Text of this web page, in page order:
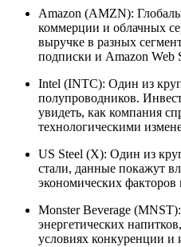
Amazon (AMZN):
коммерции и облачных
выручке в разных
подписки и Amazon Web
Intel (INTC): Один из
полупроводников.
увидеть, как компания
технологическими
US Steel (X): Один из
стали, данные покажут
экономических факторов
Monster Beverage
энергетических
условиях конкуренции и